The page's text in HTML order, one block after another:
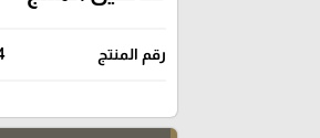
رقم المنتج